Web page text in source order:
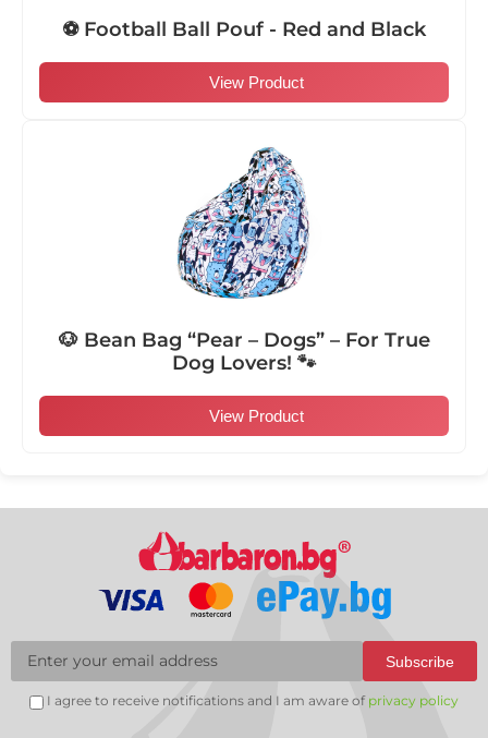
⚽ Football Ball Pouf - Red and Black
View Product
🐶 Bean Bag “Pear – Dogs” – For True
Dog Lovers! 🐾
View Product
Subscribe
I agree to receive notifications and I am aware of privacy policy